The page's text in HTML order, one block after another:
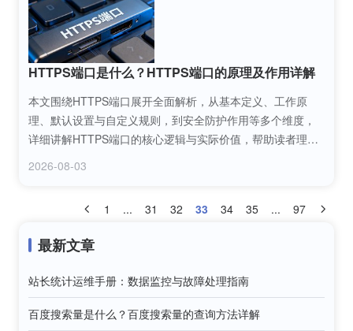
HTTPS端口是什么？HTTPS端口的原理及作用详解
本文围绕HTTPS端口展开全面解析，从基本定义、工作原
理、默认设置与自定义规则，到安全防护作用等多个维度，
详细讲解HTTPS端口的核心逻辑与实际价值，帮助读者理解
2026-08-03
1 ... 31 32 33 34 35 ... 97
最新文章
站长统计运维手册：数据监控与故障处理指南
百度搜索量是什么？百度搜索量的查询方法详解